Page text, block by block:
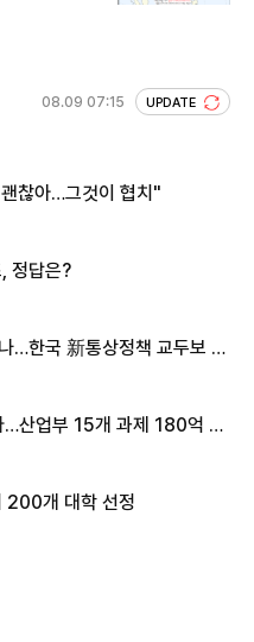
08.09 07:15 UPDATE
찮아…그것이 협치"
정답은?
…한국 新통상정책 교두보 활
…산업부 15개 과제 180억 지
200개 대학 선정